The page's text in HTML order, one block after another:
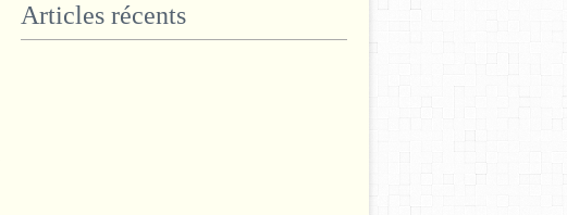
Articles récents